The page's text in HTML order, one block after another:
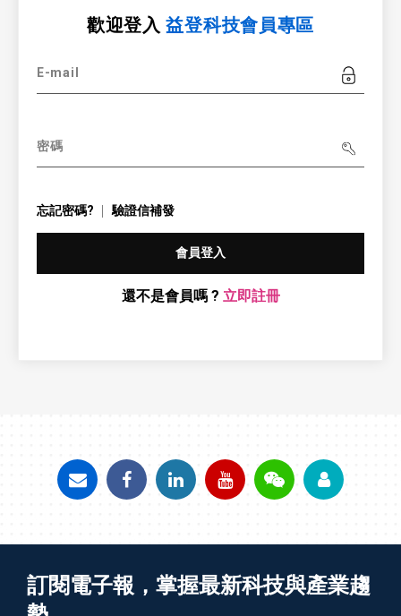
歡迎登入益登科技會員專區
E-mail
密碼
忘記密碼? 驗證信補發
會員登入
還不是會員嗎 ? 立即註冊
訂閱電子報，掌握最新科技與產業趨